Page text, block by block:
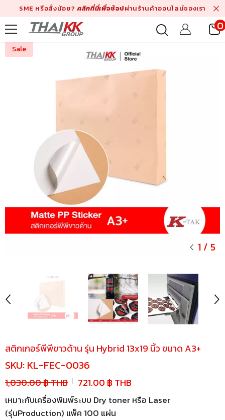
Skip To Content
SME หรือสั่งน้อย? คลิกที่นี่เพื่อช้อปผ่านร้านค้าออนไลน์ของเรา
0
Sale
1 / 5
สติกเกอร์พีพีขาวด้าน รุ่น Hybrid 13x19 นิ้ว ขนาด A3+
SKU: KL-FEC-0036
1,030.00 ฿ THB 721.00 ฿ THB
เหมาะกับเครื่องพิมพ์ระบบ Dry toner หรือ Laser
(รุ่นProduction) แพ็ค 100 แผ่น